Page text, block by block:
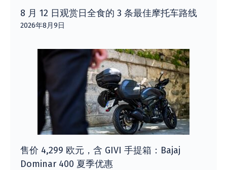
8 月 12 日观赏日全食的 3 条最佳摩托车路线
2026年8月9日
售价 4,299 欧元，含 GIVI 手提箱：Bajaj
Dominar 400 夏季优惠